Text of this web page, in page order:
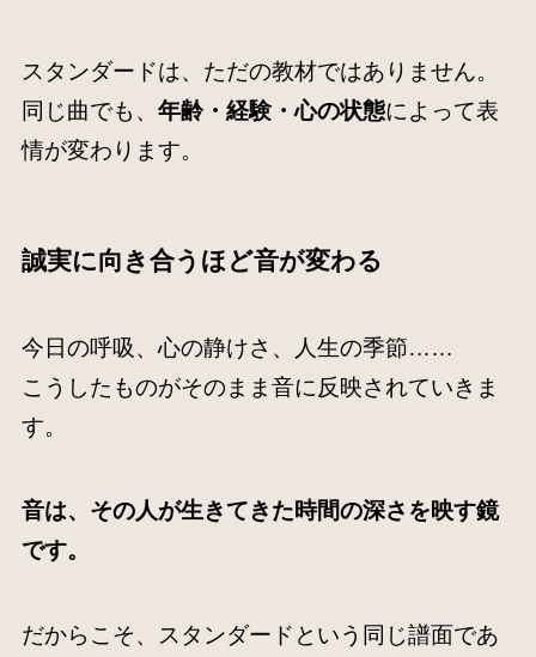
スタンダードは、ただの教材ではありません。
同じ曲でも、 年齢・経験・心の状態によって表
情が変わります。
誠実に向き合うほど音が変わる
今日の呼吸、心の静けさ、人生の季節……
こうしたものがそのまま音に反映されていきま
す。
音は、その人が生きてきた時間の深さを映す鏡
です。
だからこそ、スタンダードという同じ譜面であ